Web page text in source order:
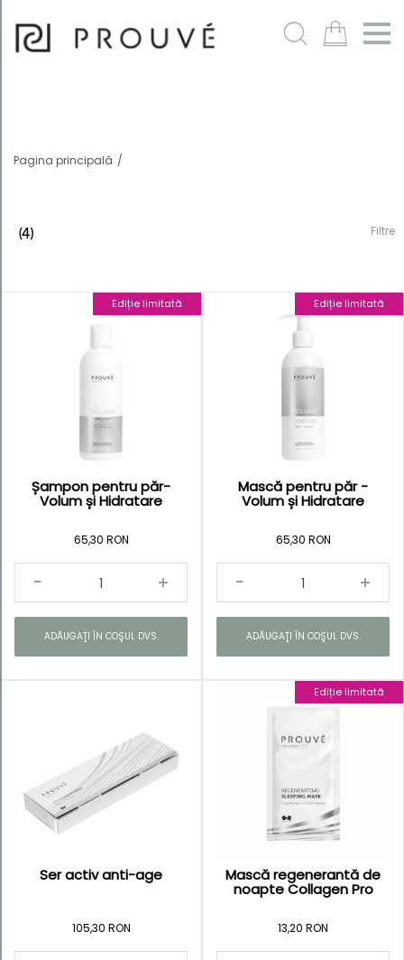
m
Pagina principală
(4) Filtre
Ediție limitată
Șampon pentru păr-
Volum și Hidratare
65,30 RON
ADĂUGAŢI ÎN COŞUL DVS.
Ediție limitată
Mască pentru păr -
Volum și Hidratare
65,30 RON
ADĂUGAŢI ÎN COŞUL DVS.
Ser activ anti-age
105,30 RON
Ediție limitată
Mască regenerantă de
noapte Collagen Pro
13,20 RON
Filtre
Kategorie